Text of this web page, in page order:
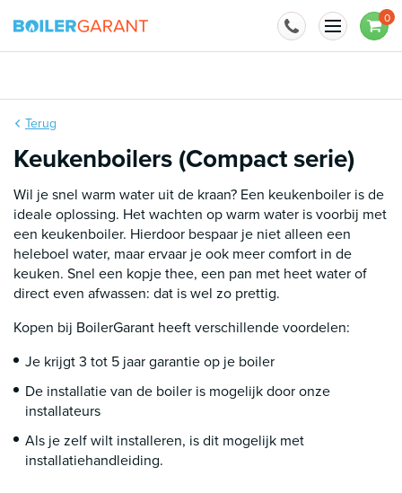
0
Terug
Keukenboilers (Compact serie)
Wil je snel warm water uit de kraan? Een keukenboiler is de
ideale oplossing. Het wachten op warm water is voorbij met
een keukenboiler. Hierdoor bespaar je niet alleen een
heleboel water, maar ervaar je ook meer comfort in de
keuken. Snel een kopje thee, een pan met heet water of
direct even afwassen: dat is wel zo prettig.
Kopen bij BoilerGarant heeft verschillende voordelen:
Je krijgt 3 tot 5 jaar garantie op je boiler
De installatie van de boiler is mogelijk door onze
installateurs
Als je zelf wilt installeren, is dit mogelijk met
installatiehandleiding.